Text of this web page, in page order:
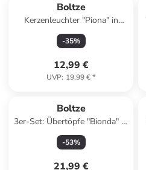
Boltze
Kerzenleuchter "Piona" in
Schwarz - (B)35 x (H)12 cm
-35%
12,99 €
UVP: 19,99 €*
Boltze
3er-Set: Übertöpfe "Bionda" in
Grau
-53%
21,99 €